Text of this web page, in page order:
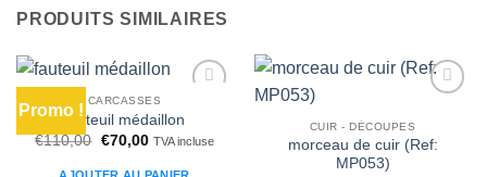
Les
peuvent
être
choisies
sur
la
PRODUITS SIMILAIRES
Promo !
à la liste
d’envies
CARCASSES
fauteuil médaillon
€110,00 Le
initial
€70,00Le
actuel
TVA incluse
AJOUTER AU PANIER
à la liste
d’envies
CUIR - DÉCOUPES
morceau de cuir (Ref:
MP053)